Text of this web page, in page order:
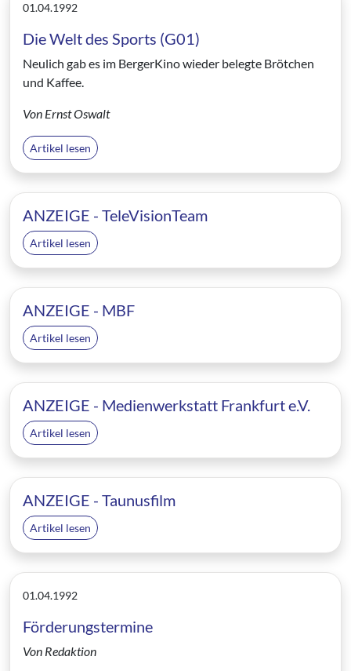
01.04.1992
Die Welt des Sports (G01)
Neulich gab es im BergerKino wieder belegte Brötchen
und Kaffee.
Von Ernst Oswalt
Artikel lesen
ANZEIGE - TeleVisionTeam
Artikel lesen
ANZEIGE - MBF
Artikel lesen
ANZEIGE - Medienwerkstatt Frankfurt e.V.
Artikel lesen
ANZEIGE - Taunusfilm
Artikel lesen
01.04.1992
Förderungstermine
Von Redaktion